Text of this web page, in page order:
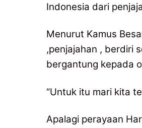
Indonesia dari
Menurut Kamus
,penjajahan , berdiri
bergantung kepada
“Untuk itu mari kita
Apalagi perayaan